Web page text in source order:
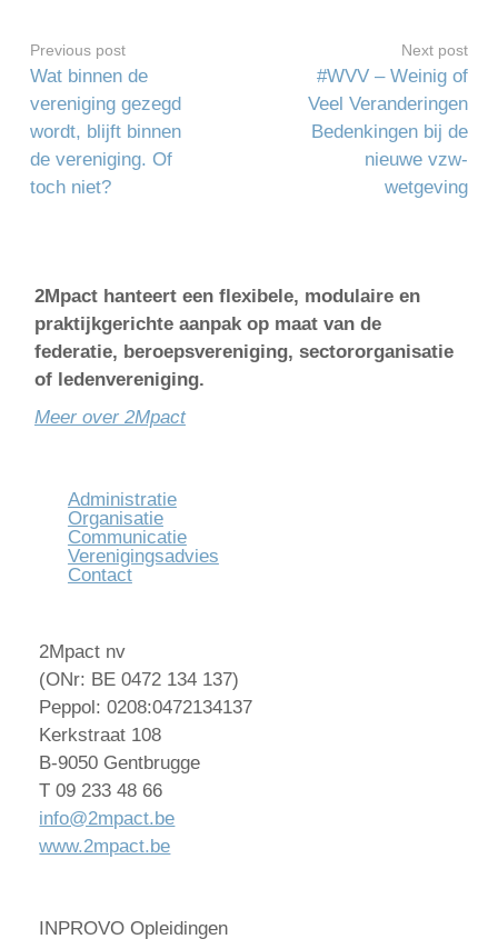
Previous post
Wat binnen de
vereniging gezegd
wordt, blijft binnen
de vereniging. Of
toch niet?
Next post
#WVV – Weinig of
Veel Veranderingen
Bedenkingen bij de
nieuwe vzw-
wetgeving
2Mpact hanteert een flexibele, modulaire en
praktijkgerichte aanpak op maat van de
federatie, beroepsvereniging, sectororganisatie
of ledenvereniging.
Meer over 2Mpact
Administratie
Organisatie
Communicatie
Verenigingsadvies
Contact
2Mpact nv
(ONr: BE 0472 134 137)
Peppol: 0208:0472134137
Kerkstraat 108
B-9050 Gentbrugge
T 09 233 48 66
info@2mpact.be
www.2mpact.be
INPROVO Opleidingen